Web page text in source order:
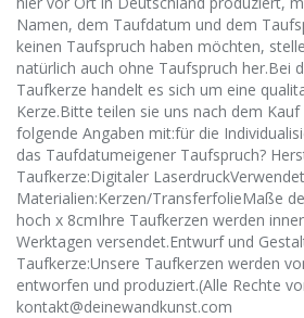
Namen, dem Taufdatum und dem
keinen Taufspruch haben möchten,
natürlich auch ohne Taufspruch her.Bei
Taufkerze handelt es sich um eine
Kerze.Bitte teilen sie uns nach dem
folgende Angaben mit:für die
das Taufdatumeigener Taufspruch?
Taufkerze:Digitaler
Materialien:Kerzen/TransferfolieMaße
hoch x 8cmIhre Taufkerzen werden
Werktagen versendet.Entwurf und
Taufkerze:Unsere Taufkerzen werden
entworfen und produziert.(Alle Rechte
kontakt@deinewandkunst.com